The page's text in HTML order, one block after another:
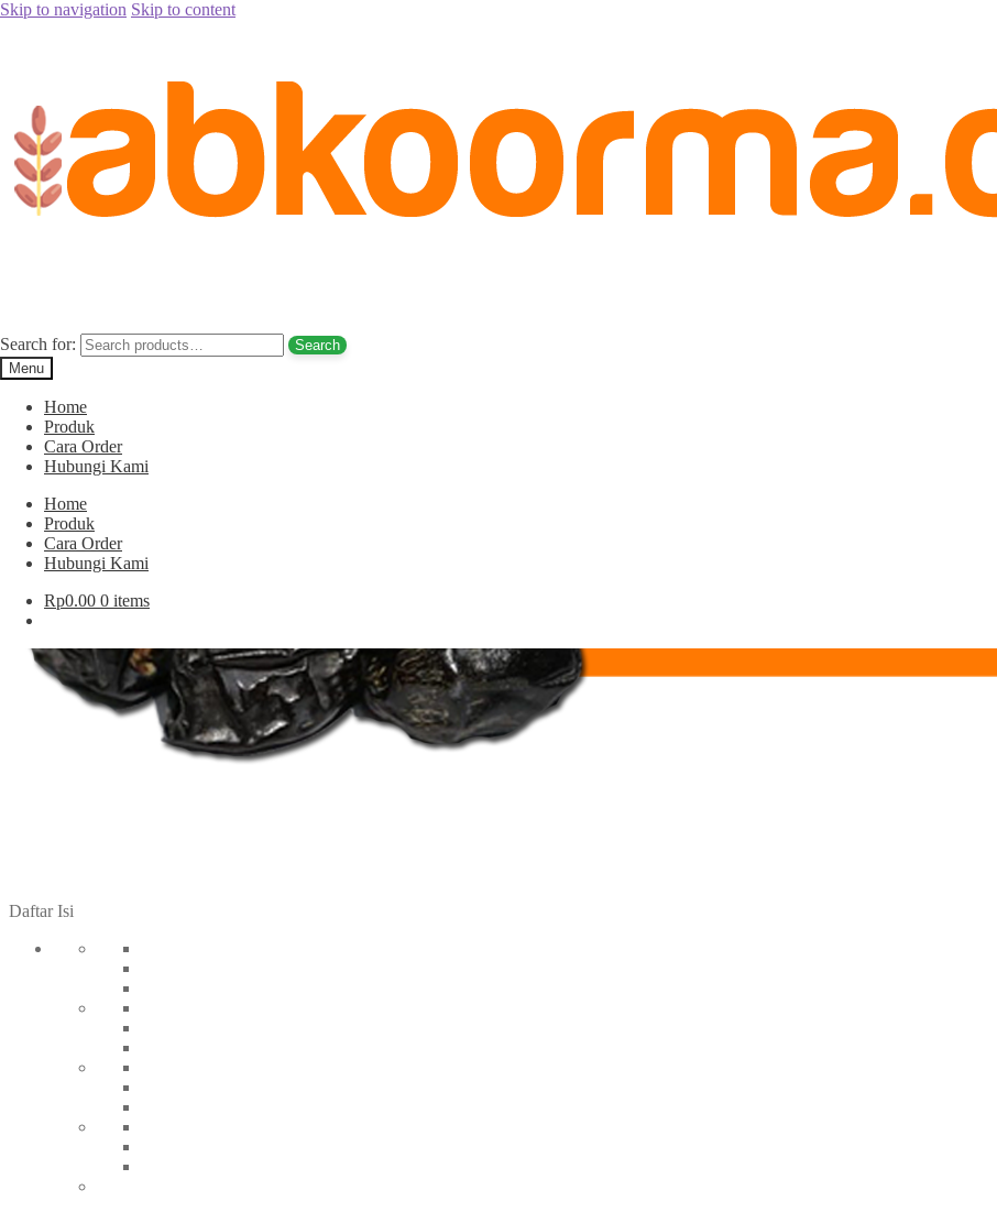
Skip to navigation Skip to content
Search for:
Search
Menu
Home
Produk
Cara Order
Hubungi Kami
Home
Produk
Cara Order
Hubungi Kami
Rp0.00 0 items
Harga Kurma Ajwa Premium dan Curah (Kiloan) Terbaru 2020
Posted on
January 7, 2020 abkoorma
Harga Kurma Ajwa Premium dan Curah (Kiloan) Terbaru 2020
Daftar Isi